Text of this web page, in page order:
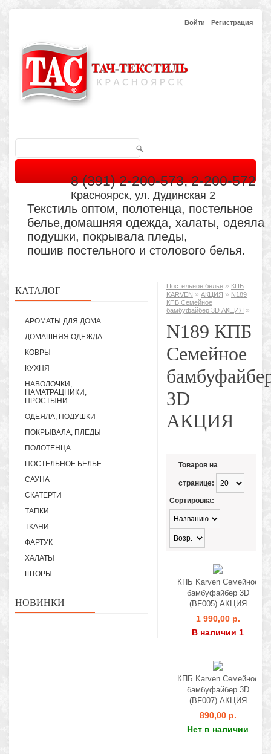
Войти Регистрация
8 (391) 2-200-573, 2-200-572
Красноярск, ул. Дудинская 2
Текстиль оптом, полотенца, постельное
белье,домашняя одежда, халаты, одеяла
подушки, покрывала пледы,
пошив постельного и столового белья.
КАТАЛОГ
АРОМАТЫ ДЛЯ ДОМА
ДОМАШНЯЯ ОДЕЖДА
КОВРЫ
КУХНЯ
НАВОЛОЧКИ,
НАМАТРАЦНИКИ,
ПРОСТЫНИ
ОДЕЯЛА, ПОДУШКИ
ПОКРЫВАЛА, ПЛЕДЫ
ПОЛОТЕНЦА
ПОСТЕЛЬНОЕ БЕЛЬЕ
САУНА
СКАТЕРТИ
ТАПКИ
ТКАНИ
ФАРТУК
ХАЛАТЫ
ШТОРЫ
НОВИНКИ
Постельное белье » КПБ
KARVEN » АКЦИЯ » N189
КПБ Семейное
бамбуфайбер 3D АКЦИЯ »
N189 КПБ
Семейное
3D
АКЦИЯ
Товаров на
странице:
Сортировка:
КПБ Karven Семейное
бамбуфайбер 3D
(BF005) АКЦИЯ
1 990,00 р.
В наличии 1
КПБ Karven Семейное
бамбуфайбер 3D
(BF007) АКЦИЯ
890,00 р.
Нет в наличии